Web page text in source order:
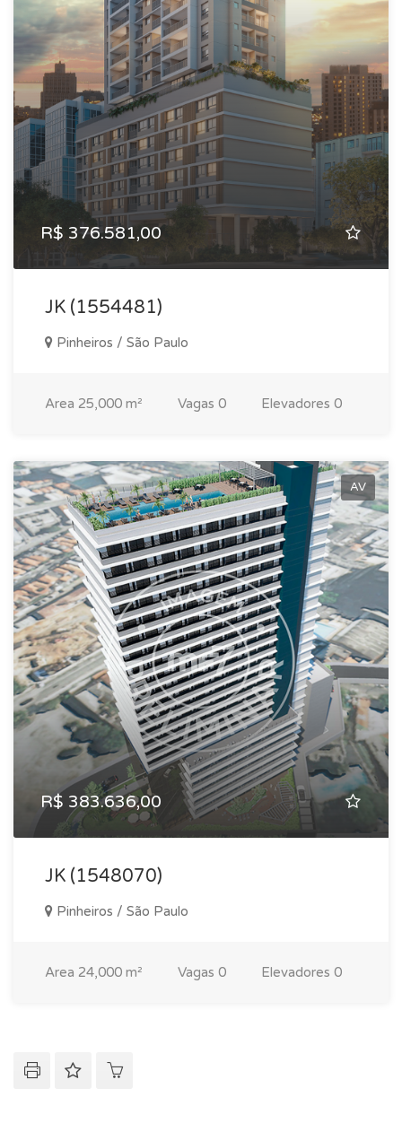
R$ 376.581,00
JK (1554481)
Pinheiros / São Paulo
Area 25,000 m² Vagas 0 Elevadores 0
AV
R$ 383.636,00
JK (1548070)
Pinheiros / São Paulo
Area 24,000 m² Vagas 0 Elevadores 0